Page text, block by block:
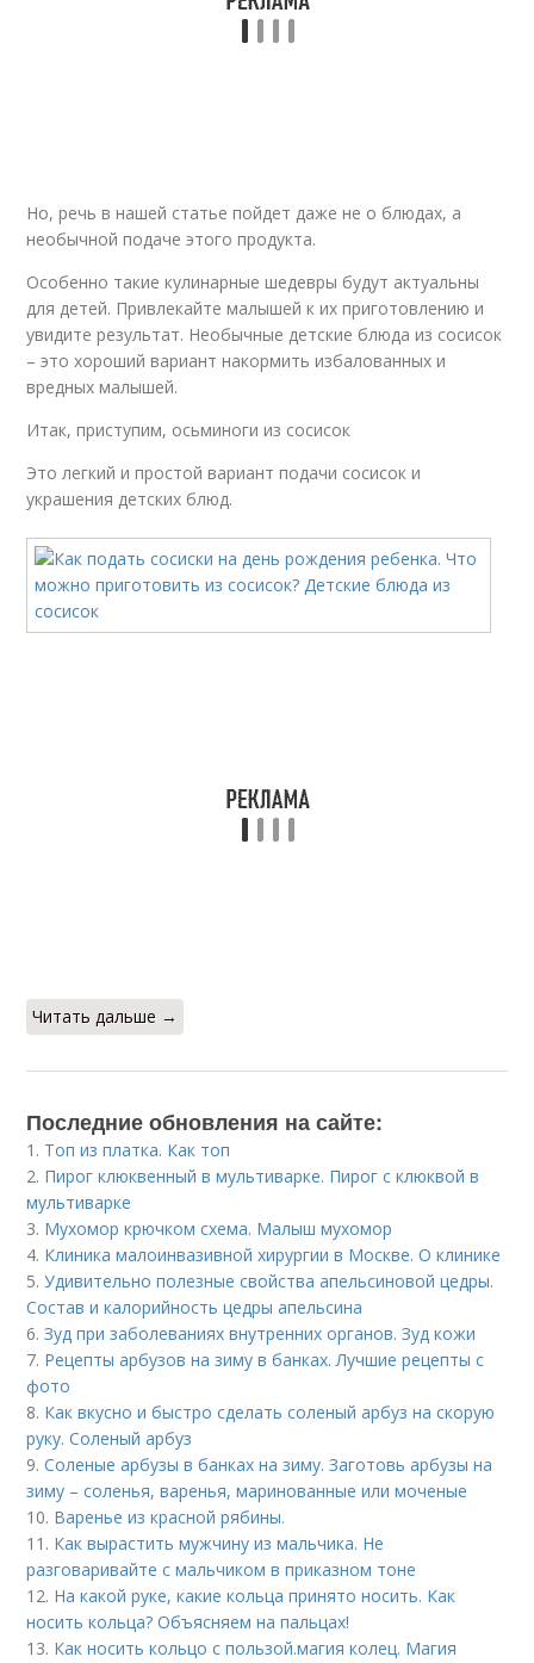
Но, речь в нашей статье пойдет даже не о блюдах, а
необычной подаче этого продукта.
Особенно такие кулинарные шедевры будут актуальны
для детей. Привлекайте малышей к их приготовлению и
увидите результат. Необычные детские блюда из сосисок
– это хороший вариант накормить избалованных и
вредных малышей.
Итак, приступим, осьминоги из сосисок
Это легкий и простой вариант подачи сосисок и
украшения детских блюд.
Читать дальше →
Последние обновления на сайте:
1. Топ из платка. Как топ
2. Пирог клюквенный в мультиварке. Пирог с клюквой в
мультиварке
3. Мухомор крючком схема. Малыш мухомор
4. Клиника малоинвазивной хирургии в Москве. О клинике
5.Удивительно полезные свойства апельсиновой цедры.
Состав и калорийность цедры апельсина
6.Зуд при заболеваниях внутренних органов. Зуд кожи
7. Рецепты арбузов на зиму в банках. Лучшие рецепты с
фото
8. Как вкусно и быстро сделать соленый арбуз на скорую
руку. Соленый арбуз
9.Соленые арбузы в банках на зиму. Заготовь арбузы на
зиму – соленья, варенья, маринованные или моченые
10. Варенье из красной рябины.
11. Как вырастить мужчину из мальчика. Не
разговаривайте с мальчиком в приказном тоне
12. На какой руке, какие кольца принято носить. Как
носить кольца? Объясняем на пальцах!
13. Как носить кольцо с пользой. магия колец. Магия